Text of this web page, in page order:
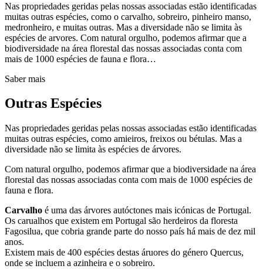
Nas propriedades geridas pelas nossas associadas estão identificadas
muitas outras espécies, como o carvalho, sobreiro, pinheiro manso,
medronheiro, e muitas outras. Mas a diversidade não se limita às
espécies de arvores. Com natural orgulho, podemos afirmar que a
biodiversidade na área florestal das nossas associadas conta com
mais de 1000 espécies de fauna e flora…
Saber mais
Outras Espécies
Nas propriedades geridas pelas nossas associadas estão identificadas
muitas outras espécies, como amieiros, freixos ou bétulas. Mas a
diversidade não se limita às espécies de árvores.
Com natural orgulho, podemos afirmar que a biodiversidade na área
florestal das nossas associadas conta com mais de 1000 espécies de
fauna e flora.
Carvalho é uma das árvores autóctones mais icónicas de Portugal.
Os carualhos que existem em Portugal são herdeiros da floresta
Fagosilua, que cobria grande parte do nosso país há mais de dez mil
anos.
Existem mais de 400 espécies destas áruores do género Quercus,
onde se incluem a azinheira e o sobreiro.